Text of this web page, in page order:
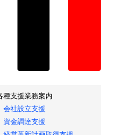
各種支援業務案内
会社設立支援
資金調達支援